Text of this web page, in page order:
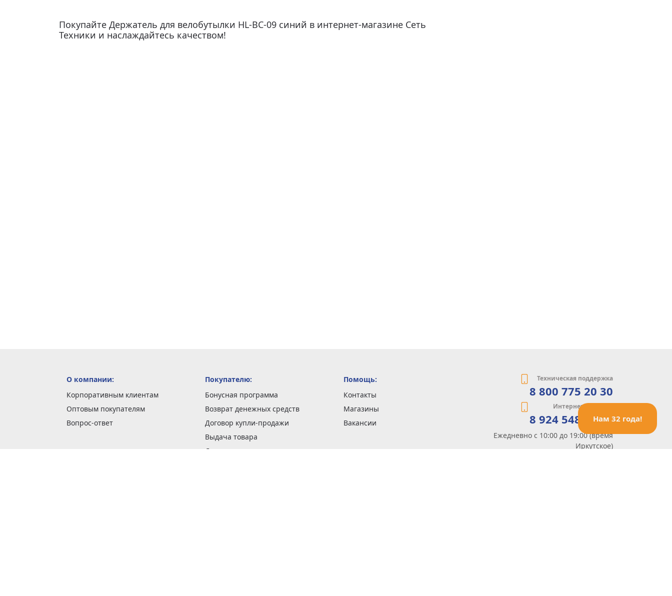
Нам 32 года!
Покупайте Держатель для велобутылки HL-BC-09 синий в интернет-магазине Сеть
Техники и наслаждайтесь качеством!
О компании:
Корпоративным клиентам
Оптовым покупателям
Вопрос-ответ
Покупателю:
Бонусная программа
Возврат денежных средств
Договор купли-продажи
Выдача товара
Доставка заказов
Помощь:
Контакты
Магазины
Вакансии
Техническая поддержка
8 800 775 20 30
Интернет-магазин
8 924 548 85 07
Ежедневно с 10:00 до 19:00 (время
Иркутское)